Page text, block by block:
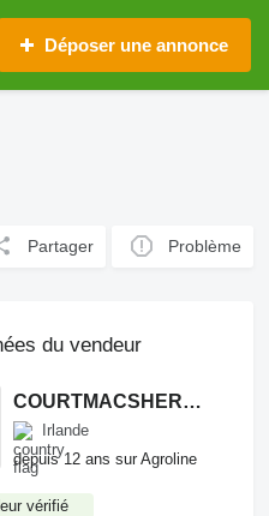
Déposer une annonce
Partager Problème
du vendeur
COURTMACSHERRY MACHINERY LTD
Irlande
depuis 12 ans sur Agroline
vérifié